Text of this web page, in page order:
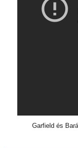
Garfield és